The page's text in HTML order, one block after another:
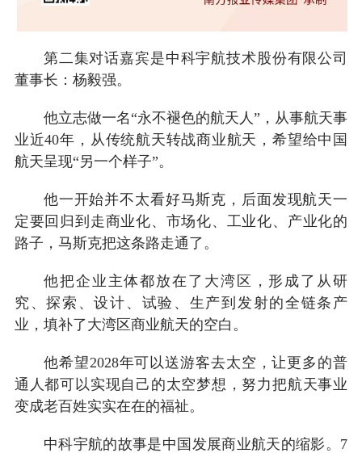
第二集对话嘉宾是中科宇航技术股份有限公司
董事长：杨毅强。
他立志做一名“永不褪色的航天人”，从事航天事
业近40年，从传统航天转战商业航天，希望给中国
航天呈现“另一个样子”。
他一开始并不太看好马斯克，后面发现航天一
定要回归到走商业化、市场化、工业化、产业化的
路子，马斯克把这条路走通了。
他把企业主体都放在了大湾区，形成了从研
究、探索、设计、试验、生产到发射的全链条产
业，填补了大湾区商业航天的空白。
他希望2028年可以送游客去太空，让更多的普
通人都可以实现自己的太空梦想，努力把航天事业
变成老百姓实实在在的福祉。
中科宇航的故事是中国发展商业航天的缩影。7